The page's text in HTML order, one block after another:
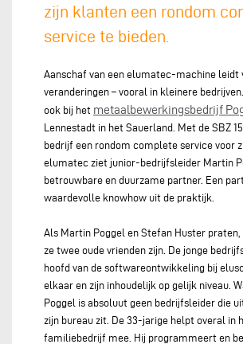
zijn klanten een rondom
service te bieden.
Aanschaf van een elumatec-machine leidt
veranderingen – vooral in kleinere
ook bij het metaalbewerkingsbedrijf
Lennestadt in het Sauerland. Met de SBZ
bedrijf een rondom complete service voor
elumatec ziet junior-bedrijfsleider Martin
betrouwbare en duurzame partner. Een
waardevolle knowhow uit de praktijk.
Als Martin Poggel en Stefan Huster
ze twee oude vrienden zijn. De jonge
hoofd van de softwareontwikkeling bij
elkaar en zijn inhoudelijk op gelijk niveau.
Poggel is absoluut geen bedrijfsleider die
zijn bureau zit. De 33-jarige helpt overal in
familiebedrijf mee. Hij programmeert en